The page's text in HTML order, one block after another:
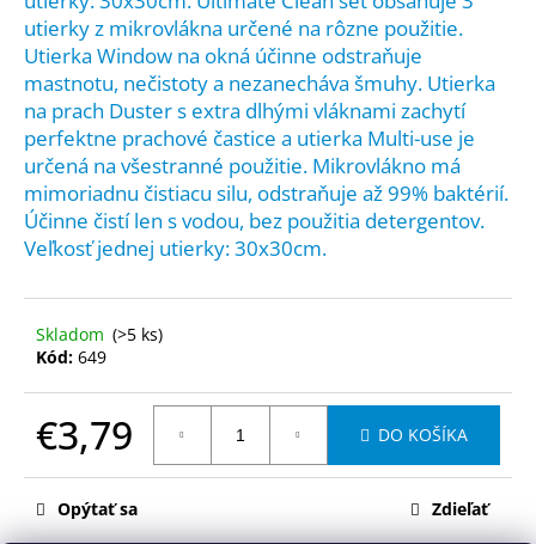
utierky z mikrovlákna určené na rôzne použitie.
Utierka Window na okná účinne odstraňuje
mastnotu, nečistoty a nezanecháva šmuhy. Utierka
na prach Duster s extra dlhými vláknami zachytí
perfektne prachové častice a utierka Multi-use je
určená na všestranné použitie. Mikrovlákno má
mimoriadnu čistiacu silu, odstraňuje až 99% baktérií.
Účinne čistí len s vodou, bez použitia detergentov.
Veľkosť jednej utierky: 30x30cm.
Skladom (>5 ks)
Kód: 649
€3,79 DO KOŠÍKA
Opýtať sa Zdieľať
č
a
m
e
SPONTEX
ANTIBAK
HUBOVÁ
UTIERKA
3KS